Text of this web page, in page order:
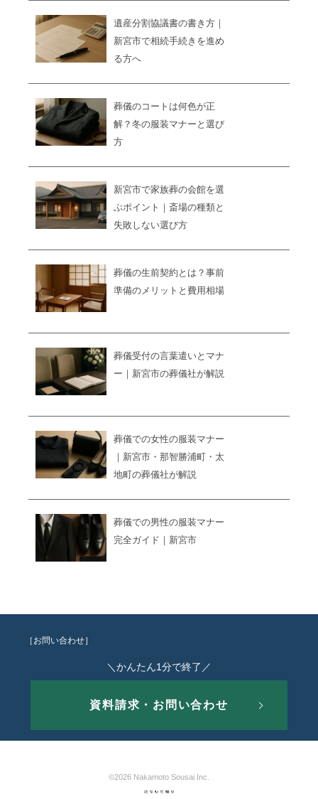
遺産分割協議書の書き方｜
新宮市で相続手続きを進め
る方へ
葬儀のコートは何色が正
解？冬の服装マナーと選び
方
新宮市で家族葬の会館を選
ぶポイント｜斎場の種類と
失敗しない選び方
葬儀の生前契約とは？事前
準備のメリットと費用相場
葬儀受付の言葉遣いとマナ
ー｜新宮市の葬儀社が解説
葬儀での女性の服装マナー
｜新宮市・那智勝浦町・太
地町の葬儀社が解説
葬儀での男性の服装マナー
完全ガイド｜新宮市
［お問い合わせ］
＼かんたん1分で終了／
資料請求・お問い合わせ
©2026 Nakamoto Sousai Inc.